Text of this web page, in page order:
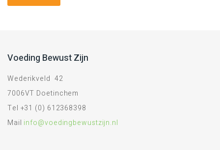
Voeding Bewust Zijn
Wederikveld 42
7006VT Doetinchem
Tel +31 (0) 612368398
Mail info@voedingbewustzijn.nl